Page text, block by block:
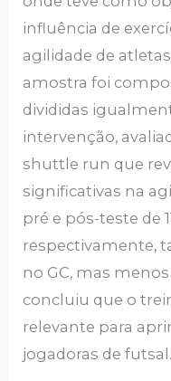
influência de
agilidade de
amostra foi
divididas
intervenção,
shuttle run que
significativas na
pré e pós-teste de
respectivamente,
no GC, mas
concluiu que o
relevante para
jogadoras de futsal.